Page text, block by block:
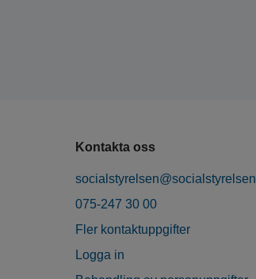
Kontakta oss
075-247 30 00
Fler kontaktuppgifter
Logga in